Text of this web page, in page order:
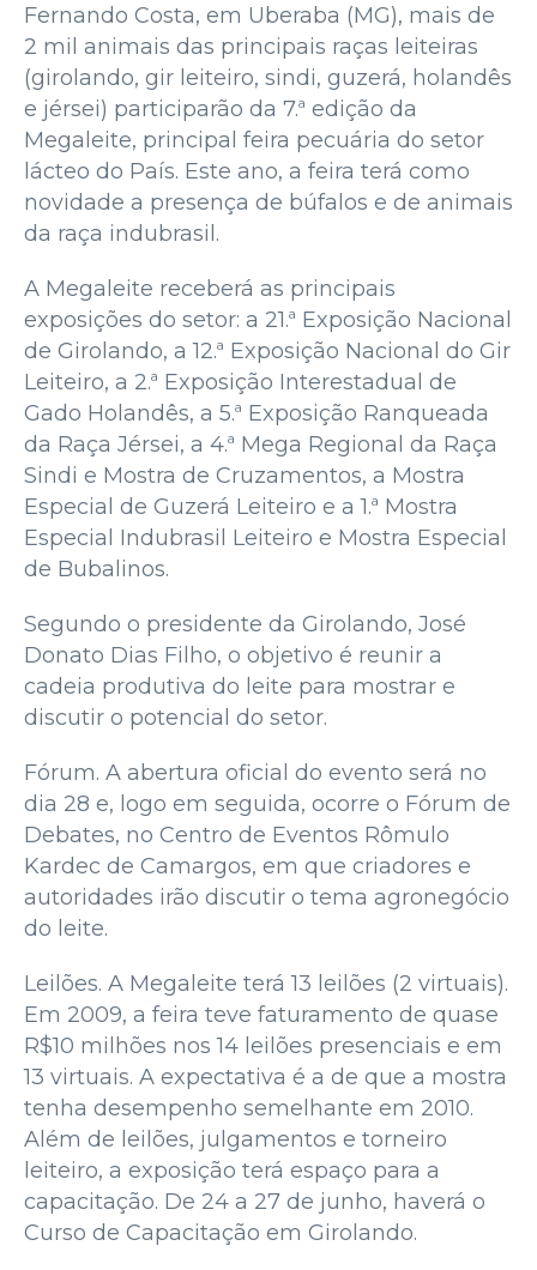
Fernando Costa, em Uberaba (MG), mais de
2 mil animais das principais raças leiteiras
(girolando, gir leiteiro, sindi, guzerá, holandês
e jérsei) participarão da 7.ª edição da
Megaleite, principal feira pecuária do setor
lácteo do País. Este ano, a feira terá como
novidade a presença de búfalos e de animais
da raça indubrasil.
A Megaleite receberá as principais
exposições do setor: a 21.ª Exposição Nacional
de Girolando, a 12.ª Exposição Nacional do Gir
Leiteiro, a 2.ª Exposição Interestadual de
Gado Holandês, a 5.ª Exposição Ranqueada
da Raça Jérsei, a 4.ª Mega Regional da Raça
Sindi e Mostra de Cruzamentos, a Mostra
Especial de Guzerá Leiteiro e a 1.ª Mostra
Especial Indubrasil Leiteiro e Mostra Especial
de Bubalinos.
Segundo o presidente da Girolando, José
Donato Dias Filho, o objetivo é reunir a
cadeia produtiva do leite para mostrar e
discutir o potencial do setor.
Fórum. A abertura oficial do evento será no
dia 28 e, logo em seguida, ocorre o Fórum de
Debates, no Centro de Eventos Rômulo
Kardec de Camargos, em que criadores e
autoridades irão discutir o tema agronegócio
do leite.
Leilões. A Megaleite terá 13 leilões (2 virtuais).
Em 2009, a feira teve faturamento de quase
R$10 milhões nos 14 leilões presenciais e em
13 virtuais. A expectativa é a de que a mostra
tenha desempenho semelhante em 2010.
Além de leilões, julgamentos e torneiro
leiteiro, a exposição terá espaço para a
capacitação. De 24 a 27 de junho, haverá o
Curso de Capacitação em Girolando.